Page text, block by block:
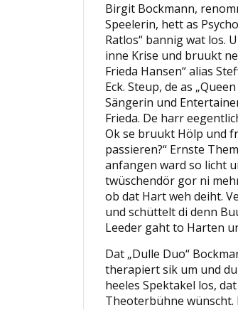
Birgit Bockmann,
Speelerin, hett as
Ratlos“ bannig wat los.
inne Krise und bruukt
Frieda Hansen“ alias
Eck. Steup, de as
Sängerin und
Frieda. De harr
Ok se bruukt Hölp und
passieren?“ Ernste
anfangen ward so licht
twüschendör gor ni
ob dat Hart weh deiht.
und schüttelt di denn
Leeder gaht to Harten
Dat „Dulle Duo“
therapiert sik um und
heeles Spektakel los,
Theoterbühne wünscht.